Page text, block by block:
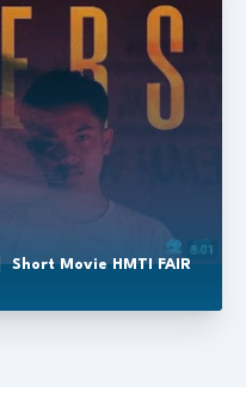
Short Movie HMTI FAIR